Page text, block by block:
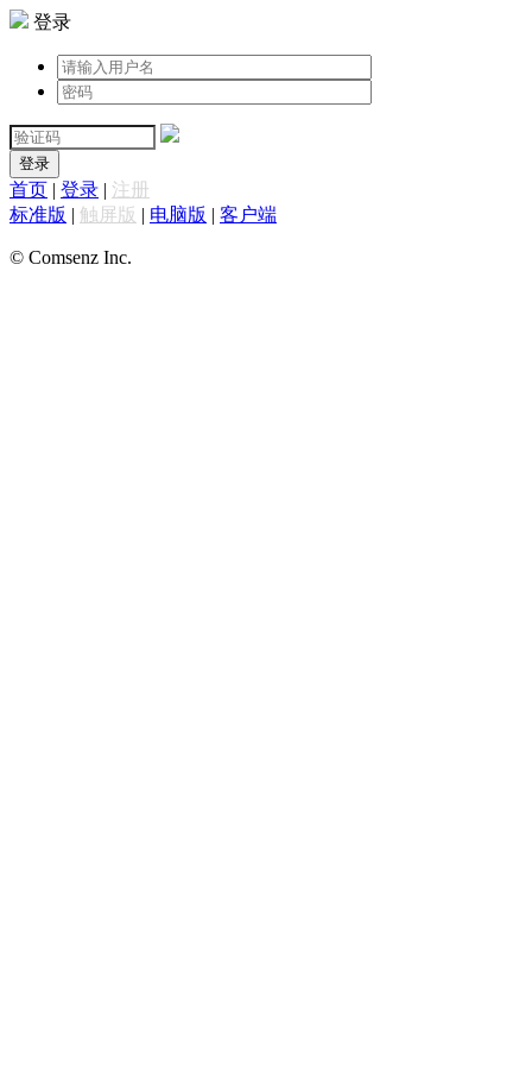
登录
登录
首页 | 登录 | 注册
标准版 | 触屏版 | 电脑版 | 客户端
© Comsenz Inc.